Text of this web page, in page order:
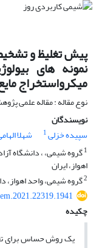
پیش تغلیظ و
نمونه های
میکرواستخراج
نوع مقاله : مقاله علمی
نویسندگان
سپیده خزلی1 شهلا
1گروه شیمی، ، دانشگاه
اهواز، ایران
2گروه شیمی، واحد اهواز،
چکیده
یک روش حساس برای